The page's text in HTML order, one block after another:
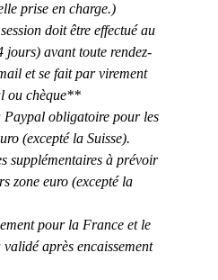
prise en charge.)
doit être effectué au
jours) avant toute rendez-
et se fait par virement
ou chèque**
obligatoire pour les
(excepté la Suisse).
supplémentaires à prévoir
zone euro (excepté la
pour la France et le
validé après encaissement